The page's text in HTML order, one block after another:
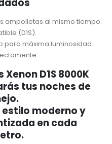
ampolletas al mismo tiempo.
(D1S).
para máxima luminosidad.
D1S 8000K
tus noches de
estilo moderno y
en cada